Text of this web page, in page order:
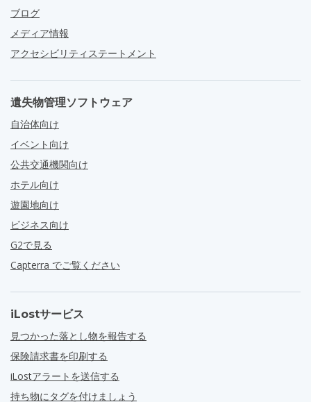
ブログ
メディア情報
アクセシビリティステートメント
遺失物管理ソフトウェア
自治体向け
イベント向け
公共交通機関向け
ホテル向け
遊園地向け
ビジネス向け
G2で見る
Capterra でご覧ください
iLostサービス
見つかった落とし物を報告する
保険請求書を印刷する
iLostアラートを送信する
持ち物にタグを付けましょう